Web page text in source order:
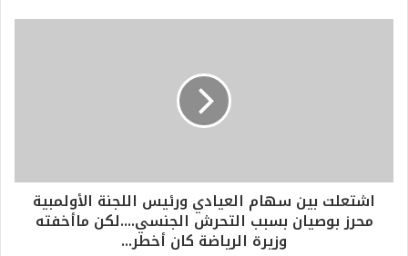
اشتعلت بين سهام العيادي ورئيس اللجنة الأولمبية
محرز بوصيان بسبب التحرش الجنسي....لكن ماأخفته
وزيرة الرياضة كان أخطر...